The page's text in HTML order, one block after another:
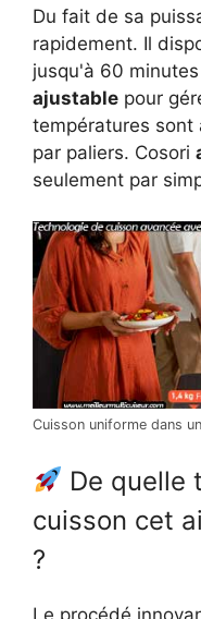
Du fait de sa
rapidement. Il
jusqu'à 60
ajustable pour
températures sont
par paliers. Cosori
seulement par
Cuisson uniforme dans
De quelle
cuisson cet
?